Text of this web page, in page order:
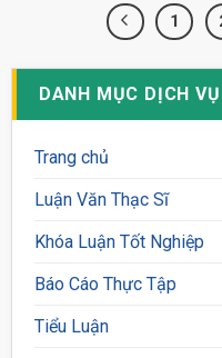
1
DANH MỤC DỊCH VỤ
Trang chủ
Luận Văn Thạc Sĩ
Khóa Luận Tốt Nghiệp
Báo Cáo Thực Tập
Tiểu Luận